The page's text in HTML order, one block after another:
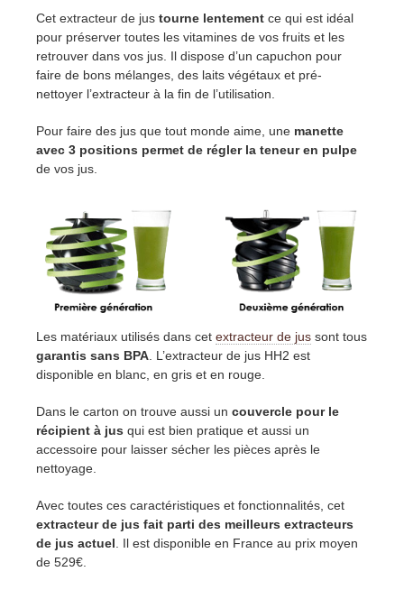
Cet extracteur de jus tourne lentement ce qui est idéal
pour préserver toutes les vitamines de vos fruits et les
retrouver dans vos jus. Il dispose d’un capuchon pour
faire de bons mélanges, des laits végétaux et pré-
nettoyer l’extracteur à la fin de l’utilisation.
Pour faire des jus que tout monde aime, une manette
avec 3 positions permet de régler la teneur en pulpe
de vos jus.
Les matériaux utilisés dans cet extracteur de jus sont tous
garantis sans BPA . L’extracteur de jus HH2 est
disponible en blanc, en gris et en rouge.
Dans le carton on trouve aussi un couvercle pour le
récipient à jus qui est bien pratique et aussi un
accessoire pour laisser sécher les pièces après le
nettoyage.
Avec toutes ces caractéristiques et fonctionnalités, cet
extracteur de jus fait parti des meilleurs extracteurs
de jus actuel . Il est disponible en France au prix moyen
de 529€.